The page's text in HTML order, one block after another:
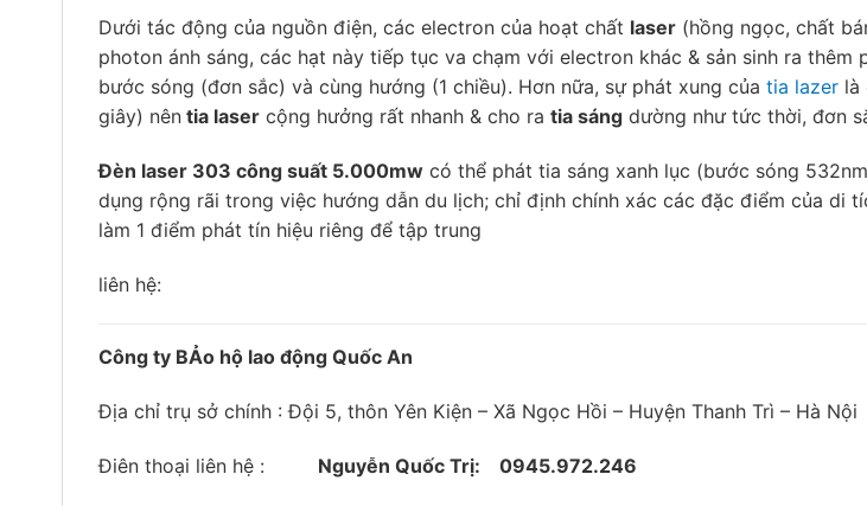
Dưới tác động của nguồn điện, các electron của hoạt chất laser (hồng ngọc, chất
photon ánh sáng, các hạt này tiếp tục va chạm với electron khác & sản sinh ra thêm
bước sóng (đơn sắc) và cùng hướng (1 chiều). Hơn nữa, sự phát xung của tia lazer là
giây) nên tia laser cộng hưởng rất nhanh & cho ra tia sáng dường như tức thời, đơn
Đèn laser 303 công suất 5.000mw có thể phát tia sáng xanh lục (bước sóng
dụng rộng rãi trong việc hướng dẫn du lịch; chỉ định chính xác các đặc điểm của di
làm 1 điểm phát tín hiệu riêng để tập trung
liên hệ:
Công ty BẢo hộ lao động Quốc An
Địa chỉ trụ sở chính : Đội 5, thôn Yên Kiện – Xã Ngọc Hồi – Huyện Thanh Trì – Hà Nội
Điên thoại liên hệ : Nguyễn Quốc Trị: 0945.972.246